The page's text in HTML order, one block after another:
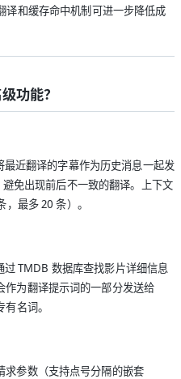
和缓存命中机制可进一步降低成
功能？
最近翻译的字幕作为历史消息一起发
免出现前后不一致的翻译。上下文
最多 20 条）。
TMDB 数据库查找影片详细信息
作为翻译提示词的一部分发送给
名词。
求参数（支持点号分隔的嵌套